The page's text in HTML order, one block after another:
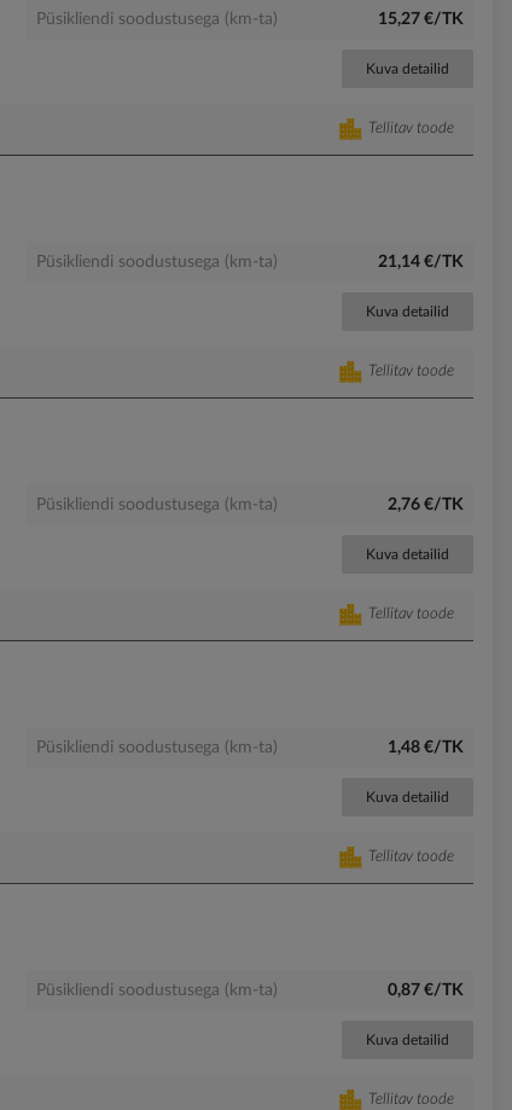
Püsikliendi soodustusega (km-ta) 15,27 €/TK
Kuva detailid
Tellitav toode
Püsikliendi soodustusega (km-ta) 21,14 €/TK
Kuva detailid
Tellitav toode
Püsikliendi soodustusega (km-ta) 2,76 €/TK
Kuva detailid
Tellitav toode
Püsikliendi soodustusega (km-ta) 1,48 €/TK
Kuva detailid
Tellitav toode
Püsikliendi soodustusega (km-ta) 0,87 €/TK
Kuva detailid
Tellitav toode